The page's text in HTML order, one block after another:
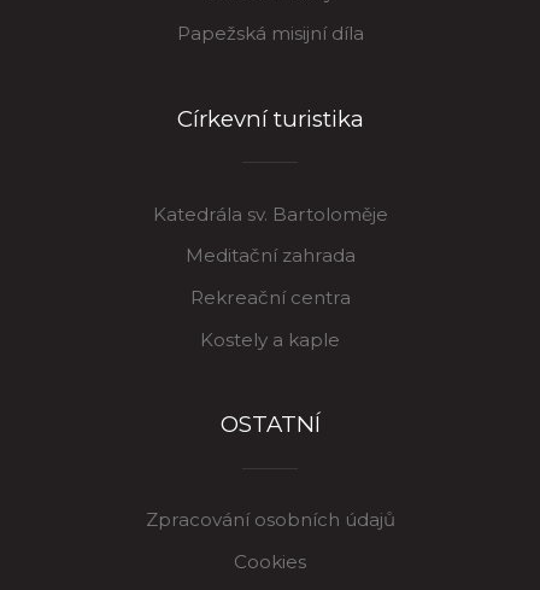
Papežská misijní díla
Církevní turistika
Katedrála sv. Bartoloměje
Meditační zahrada
Rekreační centra
Kostely a kaple
OSTATNÍ
Zpracování osobních údajů
Cookies